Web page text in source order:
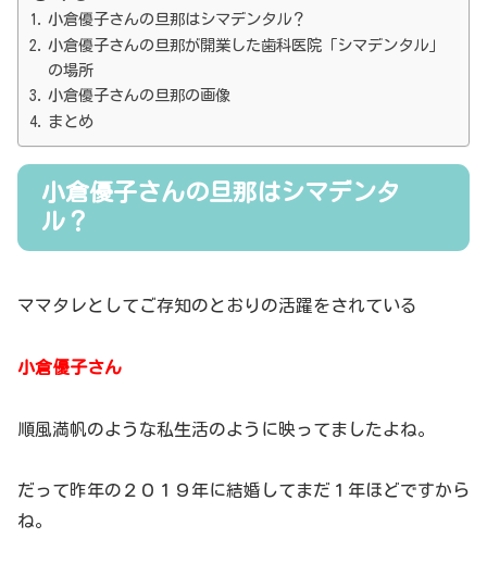
小倉優子さんの旦那はシマデンタル？
小倉優子さんの旦那が開業した歯科医院「シマデンタル」
の場所
小倉優子さんの旦那の画像
まとめ
小倉優子さんの旦那はシマデンタ
ル？
ママタレとしてご存知のとおりの活躍をされている
小倉優子さん
順風満帆のような私生活のように映ってましたよね。
だって昨年の２０１９年に結婚してまだ１年ほどですから
ね。